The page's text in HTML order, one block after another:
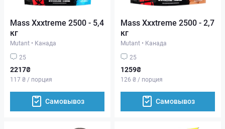
Mass Xxxtreme 2500 - 5,4
кг
Mutant • Канада
25
2217₴
117 ₴ / порция
Самовывоз
Mass Xxxtreme 2500 - 2,7
кг
Mutant • Канада
25
1259₴
126 ₴ / порция
Самовывоз